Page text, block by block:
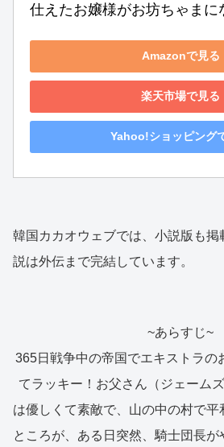
仕えたお嬢様がお坊ちゃまに
Amazonで見る
楽天市場で見る
Yahoo!ショッピング
韓国カカオウェブでは、小説版も
説は外伝まで完結しています。
~あらすじ~
365日戦争中の帝国でエキストラの
てラッキー！お父さん（ジェーム
は優しくて素敵で、山の中の村で平
ところが、ある日突然、騎士団長が